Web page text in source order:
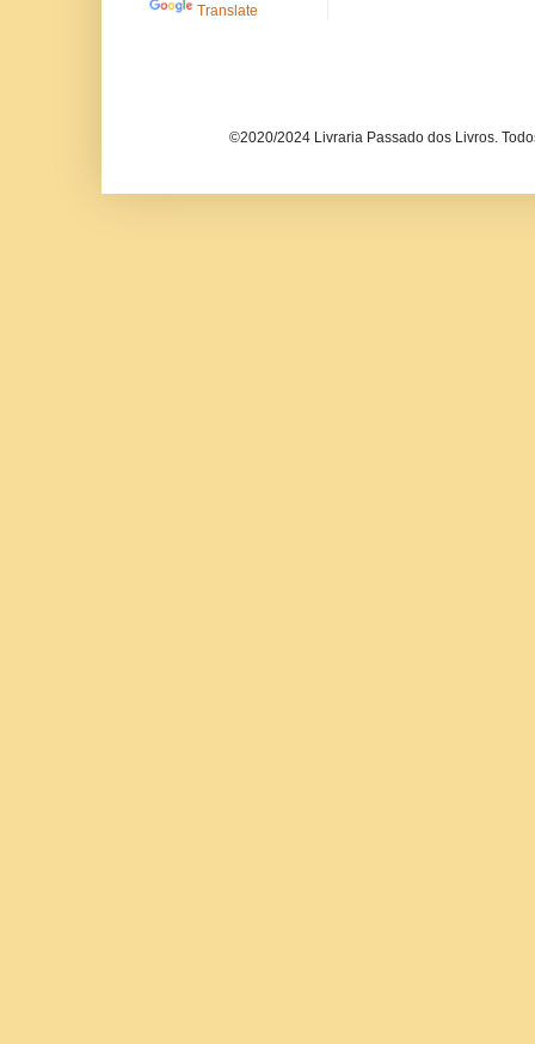
Translate
©2020/2024 Livraria Passado dos Livros.